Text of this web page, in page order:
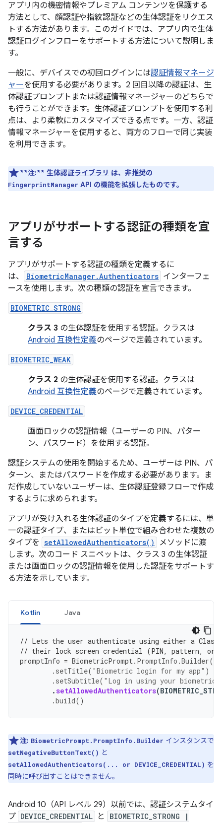
アプリ内の機密情報やプレミアム コンテンツを保護する
方法として、顔認証や指紋認証などの生体認証をリクエス
トする方法があります。このガイドでは、アプリ内で生体
認証ログインフローをサポートする方法について説明しま
す。
一般に、デバイスでの初回ログインには認証情報マネージ
ャーを使用する必要があります。2 回目以降の認証は、生
体認証プロンプトまたは認証情報マネージャーのどちらで
も行うことができます。生体認証プロンプトを使用する利
点は、より柔軟にカスタマイズできる点です。一方、認証
情報マネージャーを使用すると、両方のフローで同じ実装
を利用できます。
**注:** 生体認証ライブラリ は、非推奨の
FingerprintManager API の機能を拡張したものです。
アプリがサポートする認証の種類を宣
言する
アプリがサポートする認証の種類を定義するに
は、
BiometricManager.Authenticators インターフェ
ースを使用します。次の種類の認証を宣言できます。
BIOMETRIC_STRONG
クラス 3 の生体認証を使用する認証。クラスは
Android 互換性定義のページで定義されています。
BIOMETRIC_WEAK
クラス 2 の生体認証を使用する認証。クラスは
Android 互換性定義のページで定義されています。
DEVICE_CREDENTIAL
画面ロックの認証情報（ユーザーの PIN、パター
ン、パスワード）を使用する認証。
認証システムの使用を開始するため、ユーザーは PIN、パ
ターン、またはパスワードを作成する必要があります。ま
だ作成していないユーザーは、生体認証登録フローで作成
するように求められます。
アプリが受け入れる生体認証のタイプを定義するには、単
一の認証タイプ、またはビット単位で組み合わせた複数の
タイプを setAllowedAuthenticators()
メソッドに渡
します。次のコード スニペットは、クラス 3 の生体認証
または画面ロックの認証情報を使用した認証をサポートす
る方法を示しています。
Kotlin Java
// Lets the user authenticate using either a
// their lock screen credential (PIN, pattern, or
promptInfo = BiometricPrompt. PromptInfo .Builder()
. setTitle( "Biometric login for my app" )
. setSubtitle( "Log in using your biometric
.setAllowedAuthenticators(
.build()
注: BiometricPrompt.PromptInfo.Builder インスタンスで
setNegativeButtonText() と
setAllowedAuthenticators(... or DEVICE_CREDENTIAL) を
同時に呼び出すことはできません。
Android 10（API レベル 29）以前では、認証システムタイ
プ DEVICE_CREDENTIAL と
BIOMETRIC_STRONG |